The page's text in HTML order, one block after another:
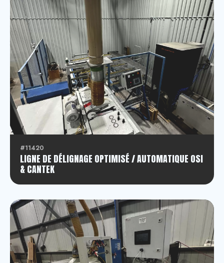
#11420
LIGNE DE DÉLIGNAGE OPTIMISÉ / AUTOMATIQUE OSI
& CANTEK